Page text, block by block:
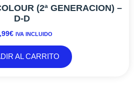
(2ª GENERACION) –
D-D
€ IVA INCLUIDO
AL CARRITO